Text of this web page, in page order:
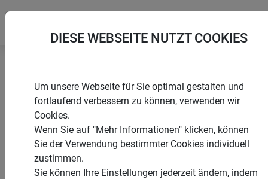
Startseite
Geflechte & Gitter
Drahtgitter kunststoffummantelt
PRODUKTE
DIESE WEBSEITE NUTZT COOKIES
Um unsere Webseite für Sie optimal gestalten und
fortlaufend verbessern zu können, verwenden wir
Cookies.
Wenn Sie auf "Mehr Informationen" klicken, können
Sie der Verwendung bestimmter Cookies individuell
zustimmen.
Sie können Ihre Einstellungen jederzeit ändern, indem